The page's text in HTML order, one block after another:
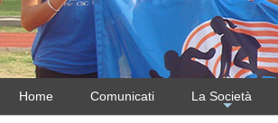
Home
Comunicati
+
La Società